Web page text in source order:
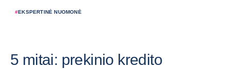
#EKSPERTINĖ NUOMONĖ
5 mitai: prekinio kredito